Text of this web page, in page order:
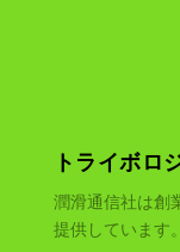
トライボロ
潤滑通信社は創
提供しています。